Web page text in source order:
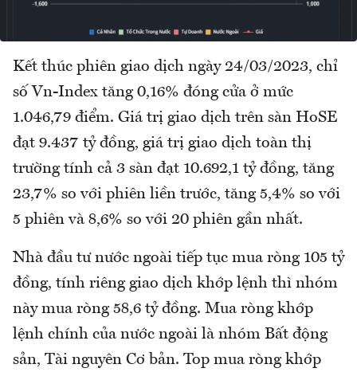
Kết thúc phiên giao dịch ngày 24/03/2023, chỉ
số Vn-Index tăng 0,16% đóng cửa ở mức
1.046,79 điểm. Giá trị giao dịch trên sàn HoSE
đạt 9.437 tỷ đồng, giá trị giao dịch toàn thị
trường tính cả 3 sàn đạt 10.692,1 tỷ đồng, tăng
23,7% so với phiên liền trước, tăng 5,4% so với
5 phiên và 8,6% so với 20 phiên gần nhất.
Nhà đầu tư nước ngoài tiếp tục mua ròng 105 tỷ
đồng, tính riêng giao dịch khớp lệnh thì nhóm
này mua ròng 58,6 tỷ đồng. Mua ròng khớp
lệnh chính của nước ngoài là nhóm Bất động
sản, Tài nguyên Cơ bản. Top mua ròng khớp